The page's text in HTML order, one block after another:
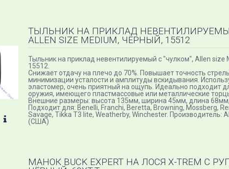
ТЫЛЬНИК НА ПРИКЛАД
ALLEN SIZE MEDIUM, ЧЁРНЫЙ, 15512
Тыльник на приклад невентилируемый с "чулком", Allen size
15512.
Снижает отдачу на плечо до 70%. Повышает точность
минимизации усталости и амплитуды вскидывания.
эластомер, очень приятный на ощупь. Идеально подходит
оружия, имеющего пластмассовые или металлические
Внешние размеры: высота 135мм, ширина 45мм, длина 68мм,
Подходит для: Benelli, Franchi, Beretta, Browning, Mossberg,
Savage, Tikka T3 lite, Weatherby, Winchester. Производитель:
(США)
МАНОК BUCK EXPERT НА ЛОСЯ X-TREM С